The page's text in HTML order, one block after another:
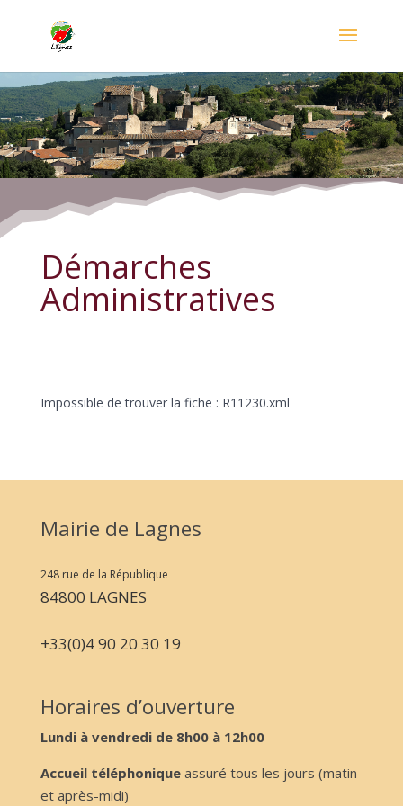
Démarches Administratives
Démarches
Administratives
Impossible de trouver la fiche : R11230.xml
Mairie de Lagnes
248 rue de la République
84800 LAGNES
+33(0)4 90 20 30 19
Horaires d’ouverture
Lundi à vendredi de 8h00 à 12h00
Accueil téléphoniqueassuré tous les jours (matin
et après-midi)